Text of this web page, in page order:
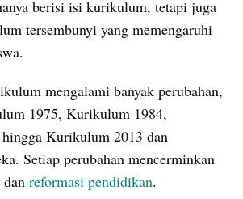
berisi isi kurikulum, tetapi juga
tersembunyi yang memengaruhi
mengalami banyak perubahan,
1975, Kurikulum 1984,
Kurikulum 2013 dan
Setiap perubahan mencerminkan
reformasi pendidikan.